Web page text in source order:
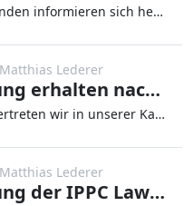
Potentielle Kunden informieren sich heute regelmäßig im Internet, ehe sie mit einem Unternehmen in Kontakt treten. Es gi
Lederer
Abmahnung erhalten nach Abgabe einer negativen Bewertung im Internet?
Mittlerweile vertreten wir in unserer Kanzlei regelmäßig Mandanten, die eine Abmahnung nach der Abgabe einer negativen B
Lederer
Abmahnung der IPPC Law Rechtsanwaltsgesellschaft mbH für MG Premium Ltd wegen „Freeuse & Shower with Busty Nerd“